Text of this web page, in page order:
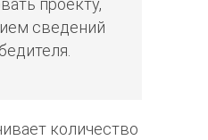
проекту,
сведений
количество